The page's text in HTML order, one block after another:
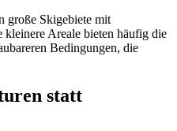
große Skigebiete mit
kleinere Areale bieten häufig die
Bedingungen, die
statt